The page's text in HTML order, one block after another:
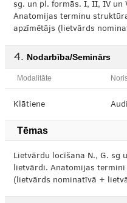
sg. un pl. formās. I, II, IV un
Anatomijas terminu
apzīmētājs (lietvārds
Nodarbība/Seminārs
Modalitāte
Klātiene
Tēmas
Lietvārdu locīšana N., G. sg
lietvārdi. Anatomijas termini
(lietvārds nominatīvā +